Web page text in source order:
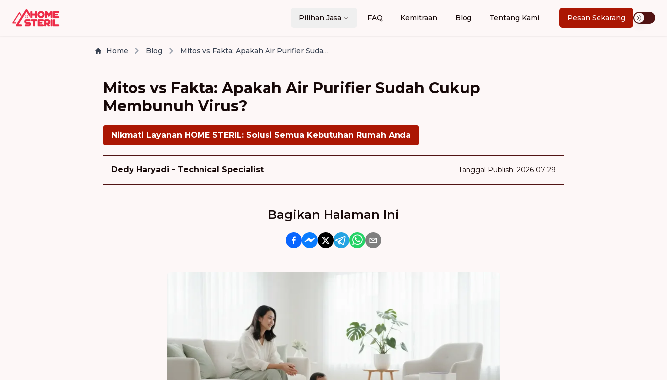
Pilihan Jasa FAQ Kemitraan Blog Tentang Kami Pesan Sekarang
Home Blog Mitos vs Fakta: Apakah Air Purifier Sudah Cukup Membunuh Virus?
Mitos vs Fakta: Apakah Air Purifier Sudah Cukup
Membunuh Virus?
Nikmati Layanan HOME STERIL: Solusi Semua Kebutuhan Rumah Anda
Dedy Haryadi - Technical Specialist Tanggal Publish: 2026-07-29
Bagikan Halaman Ini